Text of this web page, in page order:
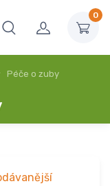
0
Péče o zuby